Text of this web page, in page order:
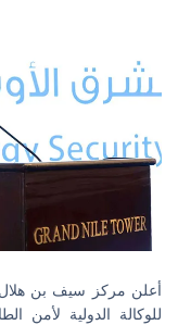
أعلن مركز سيف بن هلال
للوكالة الدولية لأمن